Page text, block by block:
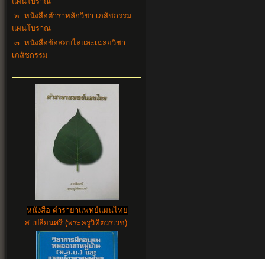
๒. หนังสือตำราหลักวิชา เภสัชกรรม
แผนโบราณ
๓. หนังสือข้อสอบไล่และเฉลยวิชา
เภสัชกรรม
หนังสือ ตำรายาแพทย์แผนไทย
ส.เปลี่ยนศรี (พระครูวิทิตวรเวช)